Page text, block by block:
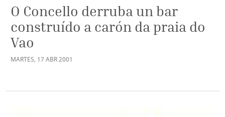
O Concello derruba un bar
construído a carón da praia do
Vao
MARTES, 17 ABR2001